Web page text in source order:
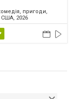
пригоди,
США, 2026